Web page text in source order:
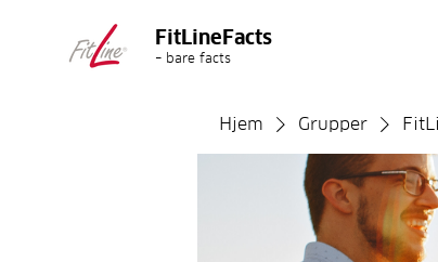
FitLineFacts
– bare facts
Hjem Grupper